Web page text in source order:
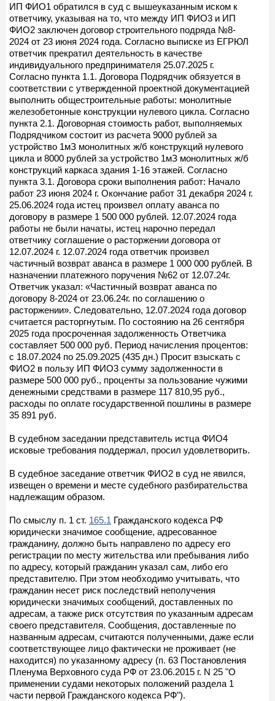
ИП ФИО1 обратился в суд с вышеуказанным иском к
ответчику, указывая на то, что между ИП ФИО3 и ИП
ФИО2 заключен договор строительного подряда №8-
2024 от 23 июня 2024 года. Согласно выписке из ЕГРЮЛ
ответчик прекратил деятельность в качестве
индивидуального предпринимателя 25.07.2025 г.
Согласно пункта 1.1. Договора Подрядчик обязуется в
соответствии с утвержденной проектной документацией
выполнить общестроительные работы: монолитные
железобетонные конструкции нулевого цикла. Согласно
пункта 2.1. Договорная стоимость работ, выполняемых
Подрядчиком состоит из расчета 9000 рублей за
устройство 1мЗ монолитных ж/б конструкций нулевого
цикла и 8000 рублей за устройство 1мЗ монолитных ж/б
конструкций каркаса здания 1-16 этажей. Согласно
пункта 3.1. Договора сроки выполнения работ: Начало
работ 23 июня 2024 г. Окончание работ 31 декабря 2024 г.
25.06.2024 года истец произвел оплату аванса по
договору в размере 1 500 000 рублей. 12.07.2024 года
работы не были начаты, истец нарочно передал
ответчику соглашение о расторжении договора от
12.07.2024 г. 12.07.2024 года ответчик произвел
частичный возврат аванса в размере 1 000 000 рублей. В
назначении платежного поручения №62 от 12.07.24г.
Ответчик указал: «Частичный возврат аванса по
договору 8-2024 от 23.06.24г. по соглашению о
расторжении». Следовательно, 12.07.2024 года договор
считается расторгнутым. По состоянию на 26 сентября
2025 года просроченная задолженность Ответчика
составляет 500 000 руб. Период начисления процентов:
с 18.07.2024 по 25.09.2025 (435 дн.) Просит взыскать с
ФИО2 в пользу ИП ФИО3 сумму задолженности в
размере 500 000 руб., проценты за пользование чужими
денежными средствами в размере 117 810,95 руб.,
расходы по оплате государственной пошлины в размере
35 891 руб.
В судебном заседании представитель истца ФИО4
исковые требования поддержал, просил удовлетворить.
В судебное заседание ответчик ФИО2 в суд не явился,
извещен о времени и месте судебного разбирательства
надлежащим образом.
По смыслу п. 1 ст. 165.1 Гражданского кодекса РФ
юридически значимое сообщение, адресованное
гражданину, должно быть направлено по адресу его
регистрации по месту жительства или пребывания либо
по адресу, который гражданин указал сам, либо его
представителю. При этом необходимо учитывать, что
гражданин несет риск последствий неполучения
юридически значимых сообщений, доставленных по
адресам, а также риск отсутствия по указанным адресам
своего представителя. Сообщения, доставленные по
названным адресам, считаются полученными, даже если
соответствующее лицо фактически не проживает (не
находится) по указанному адресу (п. 63 Постановления
Пленума Верховного суда РФ от 23.06.2015 г. N 25 "О
применении судами некоторых положений раздела 1
части первой Гражданского кодекса РФ").